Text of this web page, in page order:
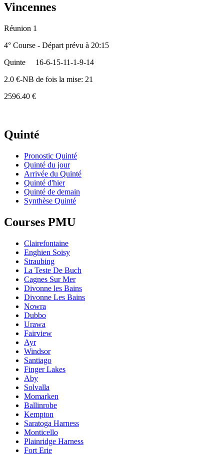
Vincennes
Réunion 1
4° Course - Départ prévu à 20:15
Quinte
16-6-15-11-1-9-14
2.0 €-NB de fois la mise: 21
2596.40 €
Quinté
Pronostic Quinté
Quinté du jour
Arrivée du Quinté
Quinté d'hier
Quinté de demain
Synthèse Quinté
Courses PMU
Clairefontaine
Enghien Soisy
Straubing
La Teste De Buch
Cagnes Sur Mer
Divonne les Bains
Divonne Les Bains
Nowra
Dubbo
Urawa
Fairview
Ayr
Windsor
Santiago
Finger Lakes
Aby
Solvalla
Momarken
Ballinrobe
Kempton
Saratoga Harness
Monticello
Plainridge Harness
Fort Erie